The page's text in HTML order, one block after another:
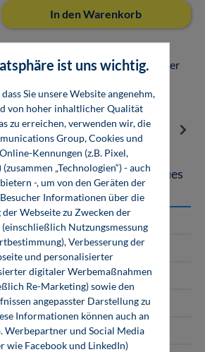
Gib den gewünschten
In den Warenkorb
Zugang finden Sie nach
Kundenkonto unter dem Reiter
Gebäudetechnik Für den
bietet die Bus-Technik ein neues
Mehr
ist uns wichtig.
Sie unsere Website angenehm,
von hoher inhaltlicher Qualität
zu erreichen, verwenden wir, die
Group, Cookies und
Kennungen (z.B. Pixel,
„Technologien“) - auch
-, um von den Geräten der
Informationen über die
der Webseite zu Zwecken der
(einschließlich Nutzungsmessung
Verbesserung der
und personalisierter
digitaler Werbemaßnahmen
Re-Marketing) sowie den
angepasster Darstellung zu
Informationen können auch an
Werbepartner und Social Media
wie Facebook und LinkedIn)